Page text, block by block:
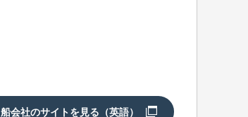
船会社のサイトを見る（英語）